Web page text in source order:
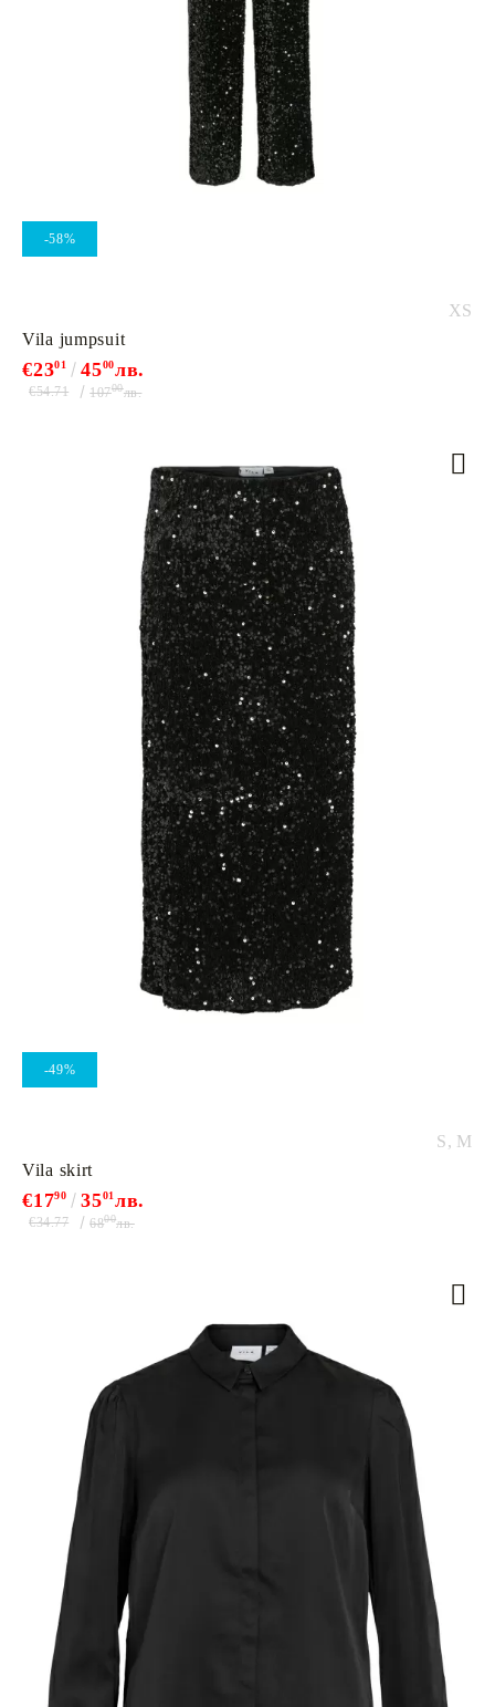
-58%
XS
Vila jumpsuit
€2301 4500лв.
€54.71 10700лв.
-49%
S, M
Vila skirt
€1790 3501лв.
€34.77 6800лв.